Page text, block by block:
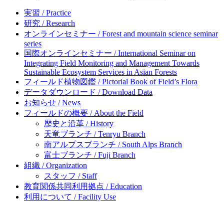
実習 / Practice
研究 / Research
オンラインセミナー / Forest and mountain science seminar
series
国際オンラインセミナー / International Seminar on
Integrating Field Monitoring and Management Towards
Sustainable Ecosystem Services in Asian Forests
フィールド植物図鑑 / Pictorial Book of Field’s Flora
データダウンロード / Download Data
お知らせ / News
フィールドの概要 / About the Field
歴史と沿革 / History
天竜ブランチ / Tenryu Branch
南アルプスブランチ / South Alps Branch
富士ブランチ / Fuji Branch
組織 / Organization
スタッフ / Staff
教育関係共同利用拠点 / Education
利用について / Facility Use